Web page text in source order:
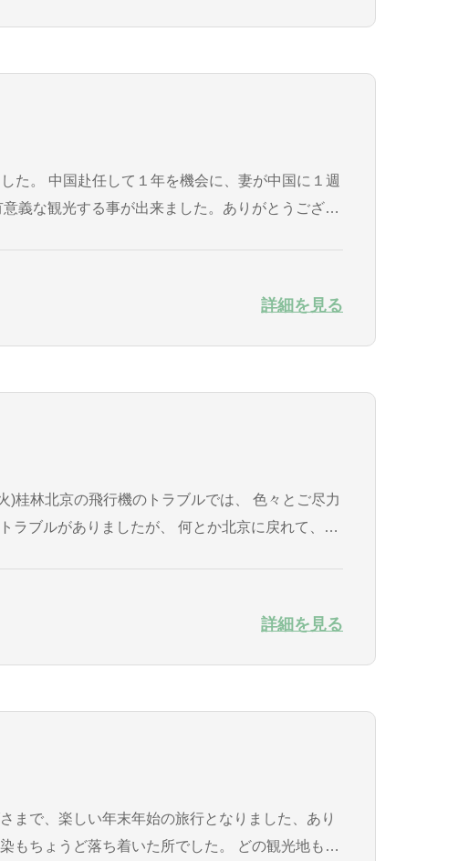
義な観光する事が出来ました。ありがとうござい
詳細を見る
詳細を見る
もちょうど落ち着いた所でした。 どの観光地も、